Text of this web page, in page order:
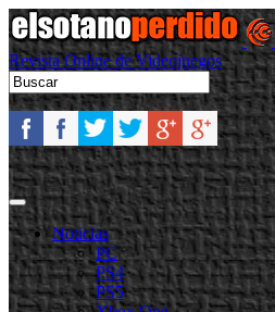
Revista Online de Videojuegos
Noticias
PC
PS4
PS5